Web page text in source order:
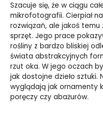
Szacuje się, że w ciągu
mikrofotografii. Cierpiał
rozwiązań, ale jakoś temu
sprzęt. Jego prace
rośliny z bardzo bliskiej
świata abstrakcyjnych
rzut oka. W jego oczach
jak dostojne dzieło
wyglądają jak ornamenty
poręczy czy abażurów.